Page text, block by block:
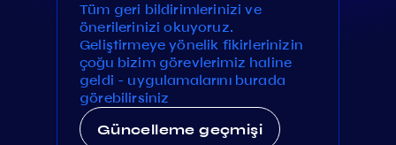
Tüm geri bildirimlerinizi ve
önerilerinizi okuyoruz.
Geliştirmeye yönelik fikirlerinizin
çoğu bizim görevlerimiz haline
geldi - uygulamalarını burada
görebilirsiniz
Güncelleme geçmişi